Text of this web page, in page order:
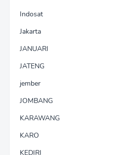
Indosat
Jakarta
JANUARI
JATENG
jember
JOMBANG
KARAWANG
KARO
KEDIRI